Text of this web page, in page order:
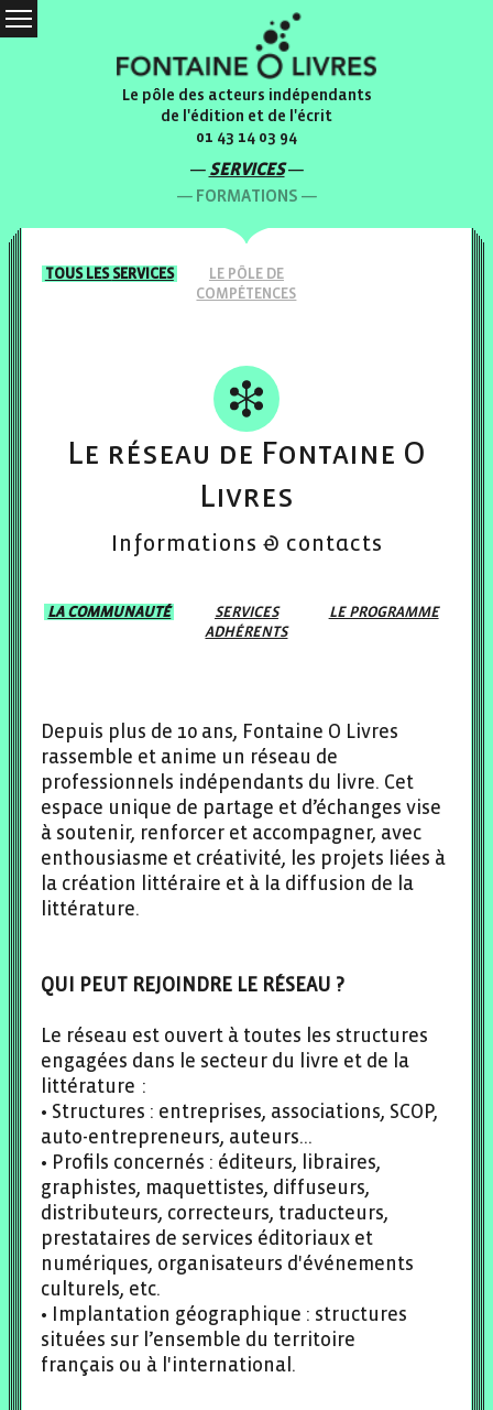
Le pôle des acteurs indépendants
de l'édition et de l'écrit
01 43 14 03 94
SERVICES
FORMATIONS
TOUS LES SERVICES LE PÔLEDE
COMPÉTENCES
Le réseau de Fontaine O
Livres
Informations & contacts
LA COMMUNAUTÉ
SERVICES
ADHÉRENTS
LE PROGRAMME
Depuis plus de 10 ans, Fontaine O Livres
rassemble et anime un réseau de
professionnels indépendants du livre. Cet
espace unique de partage et d’échanges vise
à soutenir, renforcer et accompagner, avec
enthousiasme et créativité, les projets liées à
la création littéraire et à la diffusion de la
littérature.
QUI PEUT REJOINDRE LE RÉSEAU ?
Le réseau est ouvert à toutes les structures
engagées dans le secteur du livre et de la
littérature :
• Structures : entreprises, associations, SCOP,
auto-entrepreneurs, auteurs…
• Profils concernés : éditeurs, libraires,
graphistes, maquettistes, diffuseurs,
distributeurs, correcteurs, traducteurs,
prestataires de services éditoriaux et
numériques, organisateurs d'événements
culturels, etc.
• Implantation géographique : structures
situées sur l’ensemble du territoire
français ou à l'international.